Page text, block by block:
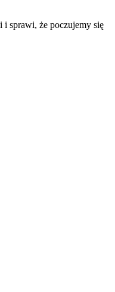
i sprawi, że poczujemy się